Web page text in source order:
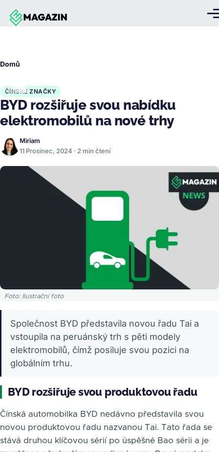
Přejít k hlavnímu obsahu
Domů
ČÍNSKÉ ZNAČKY
BYD rozšiřuje svou nabídku
elektromobilů na nové trhy
Miriam
11 Prosinec, 2024 · 2 min čtení
Foto: Ilustrační foto
Společnost BYD představila novou řadu Tai a
vstoupila na peruánský trh s pěti modely
elektromobilů, čímž posiluje svou pozici na
globálním trhu.
BYD rozšiřuje svou produktovou řadu
Čínská automobilka BYD nedávno představila svou
novou produktovou řadu nazvanou Tai. Tato řada se
stává druhou klíčovou sérií po úspěšné Bao sérii a je